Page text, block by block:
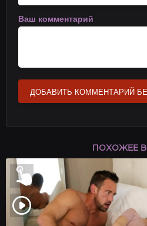
Ваш комментарий
ДОБАВИТЬ КОММЕНТАРИЙ
ПОХОЖЕЕ